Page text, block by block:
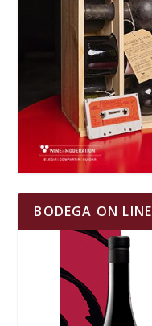
BODEGA ON LINE